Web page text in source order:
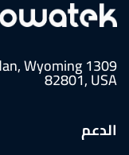
Wyoming
82801, USA
الدعم